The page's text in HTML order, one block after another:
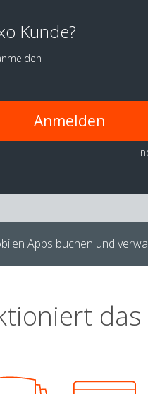
Kunde?
Anmelden
Apps buchen und
das